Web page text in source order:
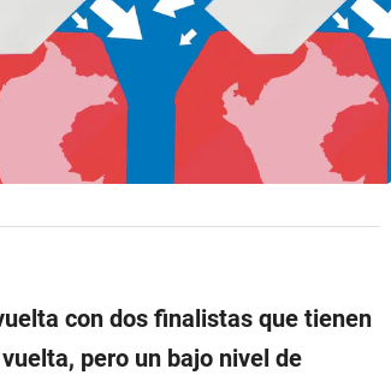
con dos finalistas que tienen
pero un bajo nivel de